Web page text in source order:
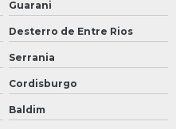
Guarani
Desterro de Entre Rios
Serrania
Cordisburgo
Baldim